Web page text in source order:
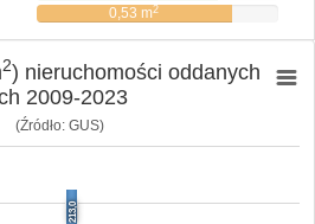
0,53 m2
(Źródło: GUS)
213,0
2) nieruchomości oddanych
2009-2023